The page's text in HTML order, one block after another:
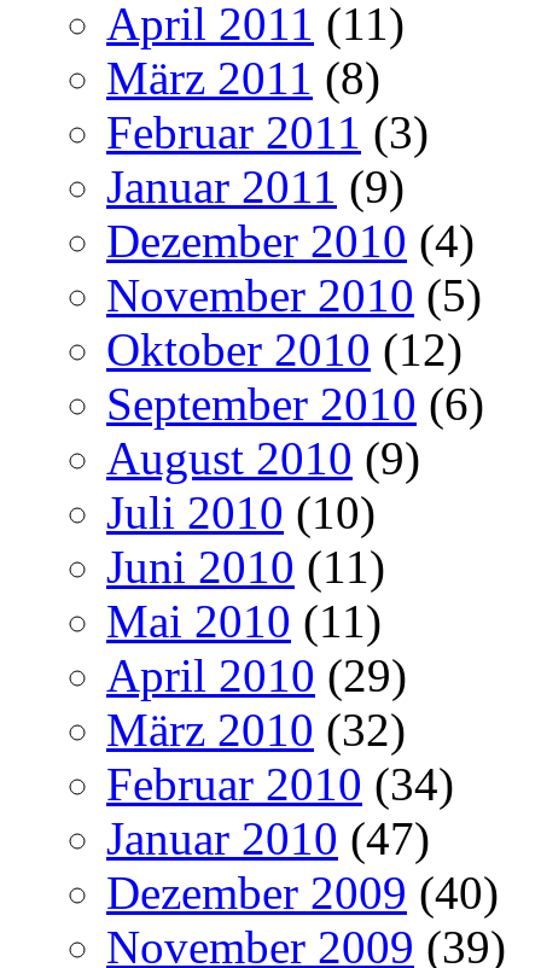
April 2011 (11)
März 2011 (8)
Februar 2011 (3)
Januar 2011 (9)
Dezember 2010 (4)
November 2010 (5)
Oktober 2010 (12)
September 2010 (6)
August 2010 (9)
Juli 2010 (10)
Juni 2010 (11)
Mai 2010 (11)
April 2010 (29)
März 2010 (32)
Februar 2010 (34)
Januar 2010 (47)
Dezember 2009 (40)
November 2009 (39)